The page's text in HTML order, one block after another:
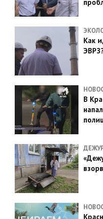
Как
В